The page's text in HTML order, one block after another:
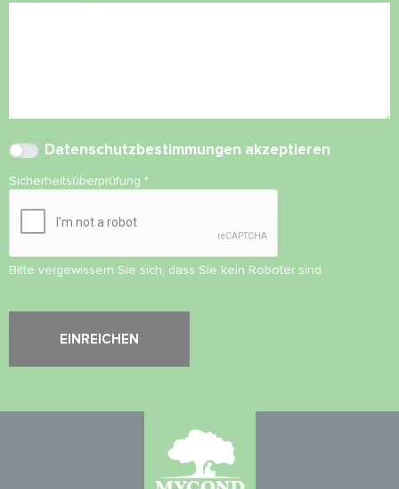
Datenschutzbestimmungen akzeptieren
Sicherheitsüberprüfung *
Bitte vergewissern Sie sich, dass Sie kein Roboter sind.